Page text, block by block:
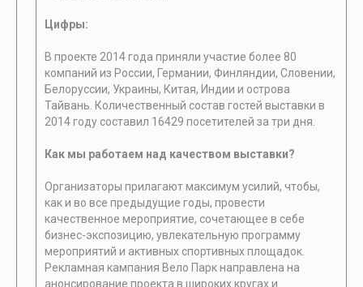
Цифры:
В проекте 2014 года приняли участие более 80
компаний из России, Германии, Финляндии, Словении,
Белоруссии, Украины, Китая, Индии и острова
Тайвань. Количественный состав гостей выставки в
2014 году составил 16429 посетителей за три дня.
Как мы работаем над качеством выставки?
Организаторы прилагают максимум усилий, чтобы,
как и во все предыдущие годы, провести
качественное мероприятие, сочетающее в себе
бизнес-экспозицию, увлекательную программу
мероприятий и активных спортивных площадок.
Рекламная кампания Вело Парк направлена на
анонсирование проекта в широких кругах и